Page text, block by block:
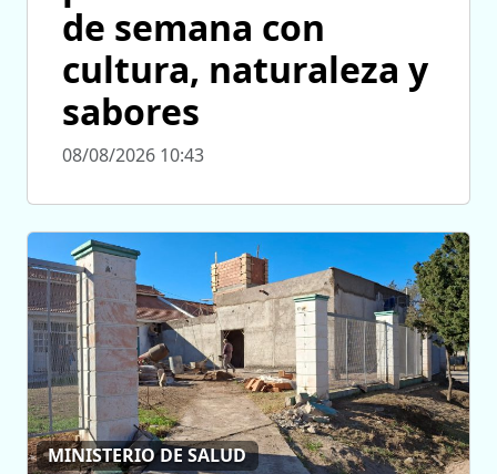
de semana con
cultura, naturaleza y
sabores
08/08/2026 10:43
MINISTERIO DE SALUD